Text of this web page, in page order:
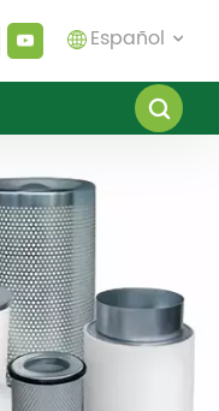
Español
English
español
العربية
русский
Melayu